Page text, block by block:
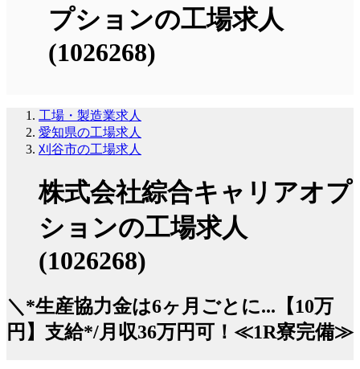
プションの工場求人
(1026268)
工場・製造業求人
愛知県の工場求人
刈谷市の工場求人
株式会社綜合キャリアオプ
ションの工場求人
(1026268)
＼*生産協力金は6ヶ月ごとに...【10万
円】支給*/月収36万円可！≪1R寮完備≫